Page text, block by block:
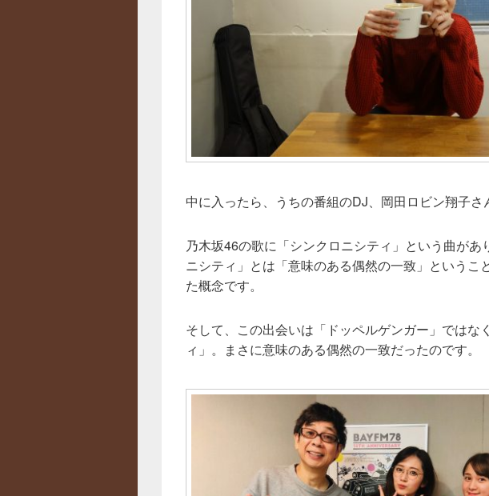
中に入ったら、うちの番組のDJ、岡田ロビン翔子さ
乃木坂46の歌に「シンクロニシティ」という曲があ
ニシティ」とは「意味のある偶然の一致」というこ
た概念です。
そして、この出会いは「ドッペルゲンガー」ではな
ィ」。まさに意味のある偶然の一致だったのです。